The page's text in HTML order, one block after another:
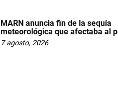
MARN anuncia fin de la sequía
meteorológica que afectaba al
7 agosto, 2026